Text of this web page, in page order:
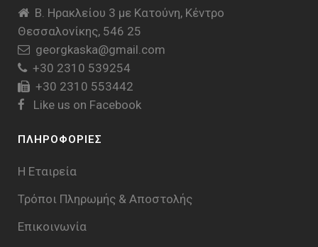
Β. Ηρακλείου 3 με Κατούνη, Κέντρο
Θεσσαλονίκης, 546 25
georgkaska@gmail.com
+30 2310 539254
+30 2310 553442
Like us on Facebook
ΠΛΗΡΟΦΟΡΙΕΣ
Η Εταιρεία
Τρόποι Πληρωμής & Aποστολής
Επικοινωνία